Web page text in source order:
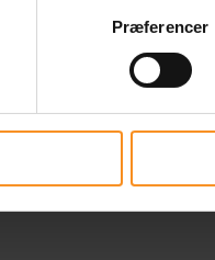
Præferencer
på vores
gæster har
det får vi heldigvis